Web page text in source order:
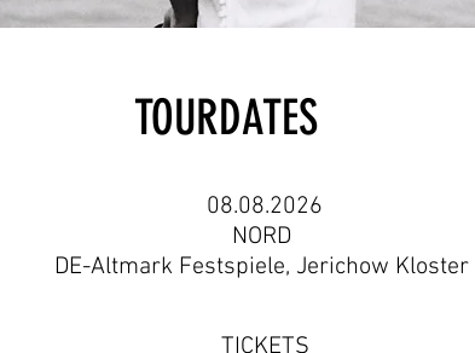
TOURDATES
08.08.2026
NORD
DE-Altmark Festspiele, Jerichow Kloster
TICKETS